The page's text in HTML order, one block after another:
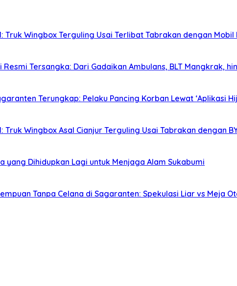
Truk Wingbox Terguling Usai Terlibat Tabrakan dengan Mobil
Tersangka: Dari Gadaikan Ambulans, BLT Mangkrak,
Terungkap: Pelaku Pancing Korban Lewat ‘Aplikasi
Truk Wingbox Asal Cianjur Terguling Usai Tabrakan dengan
yang Dihidupkan Lagi untuk Menjaga Alam Sukabumi
Tanpa Celana di Sagaranten: Spekulasi Liar vs Meja